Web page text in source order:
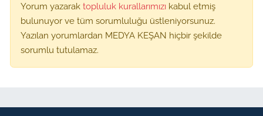
Yorum yazarak topluluk kurallarımızı kabul etmiş
bulunuyor ve tüm sorumluluğu üstleniyorsunuz.
Yazılan yorumlardan MEDYA KEŞAN hiçbir şekilde
sorumlu tutulamaz.